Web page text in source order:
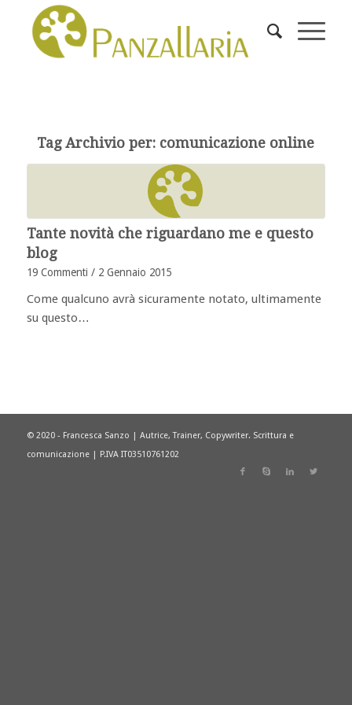
Tag Archivio per: comunicazione online
Tante novità che riguardano me e questo
blog
19 Commenti / 2 Gennaio 2015
Come qualcuno avrà sicuramente notato, ultimamente
su questo…
© 2020 - Francesca Sanzo | Autrice, Trainer, Copywriter. Scrittura e
comunicazione | P.IVA IT03510761202